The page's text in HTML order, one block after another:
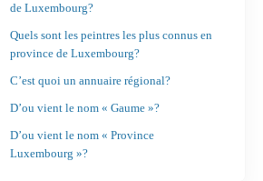
de Luxembourg?
Quels sont les peintres les plus connus en
province de Luxembourg?
C’est quoi un annuaire régional?
D’ou vient le nom « Gaume »?
D’ou vient le nom « Province
Luxembourg »?